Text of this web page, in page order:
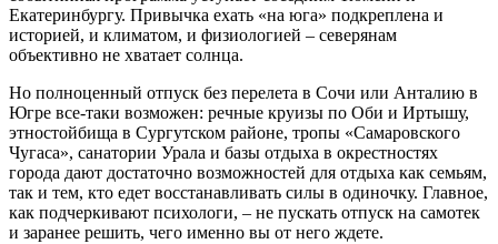
Екатеринбургу. Привычка ехать «на юга» подкреплена и
историей, и климатом, и физиологией – северянам
объективно не хватает солнца.
Но полноценный отпуск без перелета в Сочи или Анталию в
Югре все-таки возможен: речные круизы по Оби и Иртышу,
этностойбища в Сургутском районе, тропы «Самаровского
Чугаса», санатории Урала и базы отдыха в окрестностях
города дают достаточно возможностей для отдыха как семьям,
так и тем, кто едет восстанавливать силы в одиночку. Главное,
как подчеркивают психологи, – не пускать отпуск на самотек
и заранее решить, чего именно вы от него ждете.